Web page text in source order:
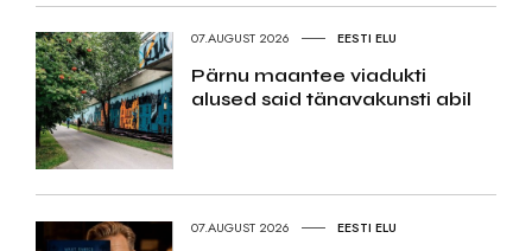
07.AUGUST 2026 EESTI ELU
Pärnu maantee viadukti
alused said tänavakunsti abil
07.AUGUST 2026 EESTI ELU